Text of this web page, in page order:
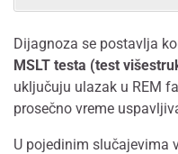
Dijagnoza se postavlja
MSLT testa (test
uključuju ulazak u REM
prosečno vreme
U pojedinim slučajevima